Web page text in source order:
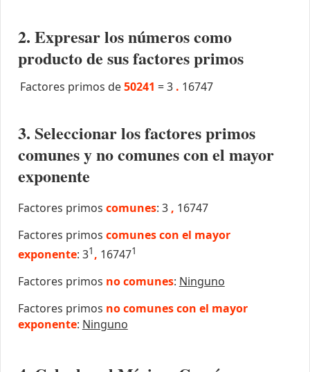
2. Expresar los números como
producto de sus factores primos
Factores primos de50241 =3 . 16747
3. Seleccionar los factores primos
comunes y no comunes con el mayor
exponente
Factores primos comunes: 3 , 16747
Factores primos comunes con el mayor
exponente: 31 , 167471
Factores primos no comunes: Ninguno
Factores primos no comunes con el mayor
exponente: Ninguno